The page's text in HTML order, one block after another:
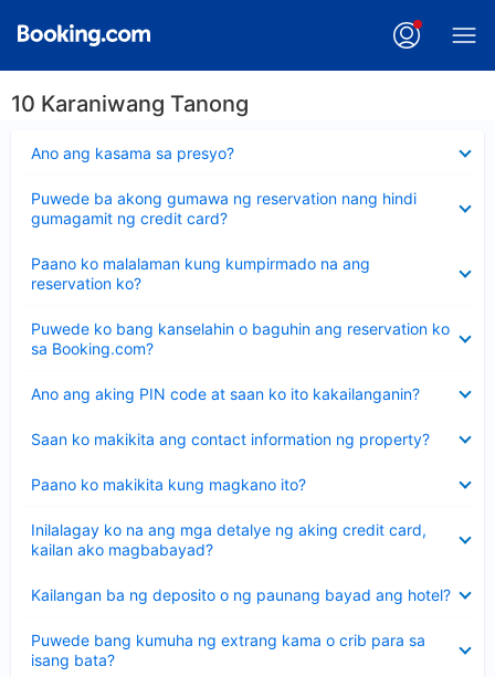
10 Karaniwang Tanong
Ano ang kasama sa presyo?
ang
Puwede ba akong gumawa ng reservation nang hindi
gumagamit ng credit card?
ang
sagot
Paano ko malalaman kung kumpirmado na ang
reservation ko?
ang
sagot
Puwede ko bang kanselahin o baguhin ang reservation ko
sa Booking.com?
ang
sagot
Ano ang aking PIN code at saan ko ito kakailanganin?
ang
Saan ko makikita ang contact information ng property?
ang
Paano ko makikita kung magkano ito?
ang
Inilalagay ko na ang mga detalye ng aking credit card,
kailan ako magbabayad?
ang
sagot
Kailangan ba ng deposito o ng paunang bayad ang hotel?
ang
Puwede bang kumuha ng extrang kama o crib para sa
isang bata?
ang
sagot